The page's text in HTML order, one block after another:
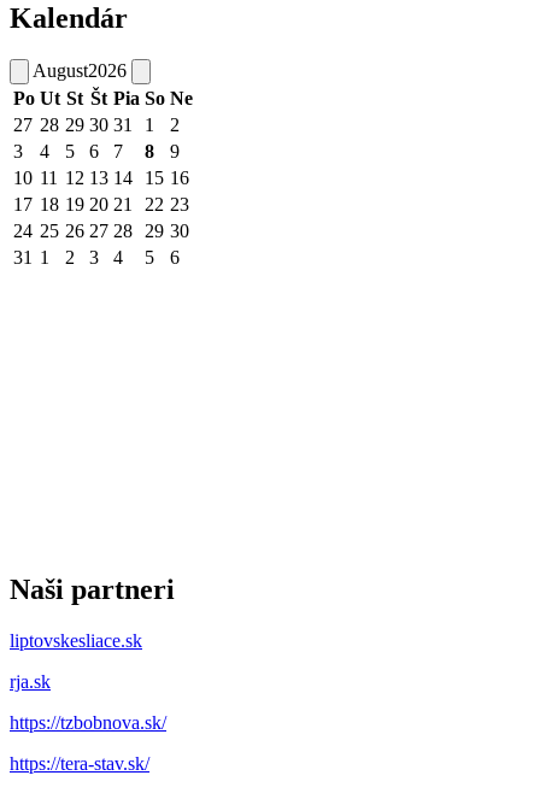
Kalendár
August2026
Po Ut St Št Pia So Ne
27 28 29 30 31 1
2
3
4 5 6 7 8
9
10 11 12 13 14 15 16
17 18 19 20 21 22 23
24 25 26 27 28 29 30
31 1 2 3 4 5 6
Naši partneri
liptovskesliace.sk
rja.sk
https://tzbobnova.sk/
https://tera-stav.sk/